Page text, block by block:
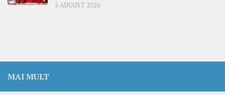
5 AUGUST 2026
MAI MULT